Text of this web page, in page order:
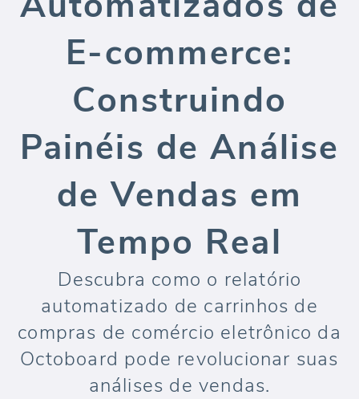
E-commerce:
Construindo
Painéis de Análise
de Vendas em
Tempo Real
Descubra como o relatório
automatizado de carrinhos de
compras de comércio eletrônico da
Octoboard pode revolucionar suas
análises de vendas.